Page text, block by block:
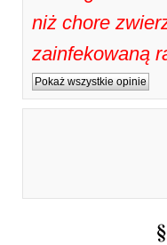
niż chore
zainfekowaną
Pokaż wszystkie opinie